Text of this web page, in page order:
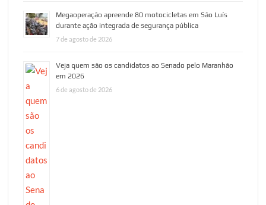
Megaoperação apreende 80 motocicletas em São Luís
durante ação integrada de segurança pública
7 de agosto de 2026
Veja quem são os candidatos ao Senado pelo Maranhão
em 2026
6 de agosto de 2026